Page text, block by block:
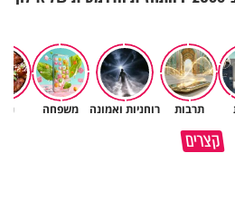
תרבות רוחניות ואמונה משפחה
קצרים
כל קושי שחווית היה ניסיון